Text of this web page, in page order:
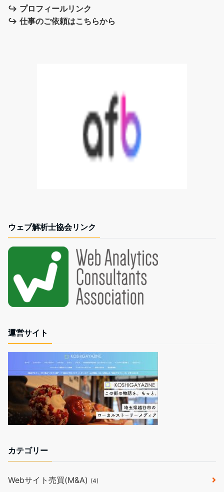
↪︎ プロフィールリンク
↪︎ 仕事のご依頼はこちらから
ウェブ解析士協会リンク
運営サイト
カテゴリー
Webサイト売買(M&A) (4)